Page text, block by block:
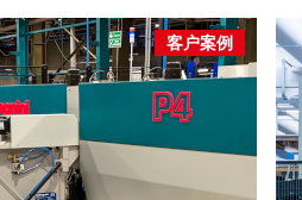
客户案例